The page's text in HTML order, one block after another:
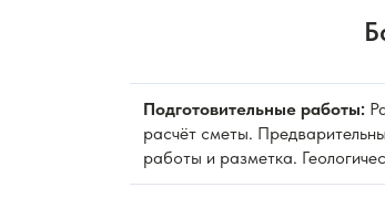
Подготовительные работы:
расчёт сметы.
работы и разметка.